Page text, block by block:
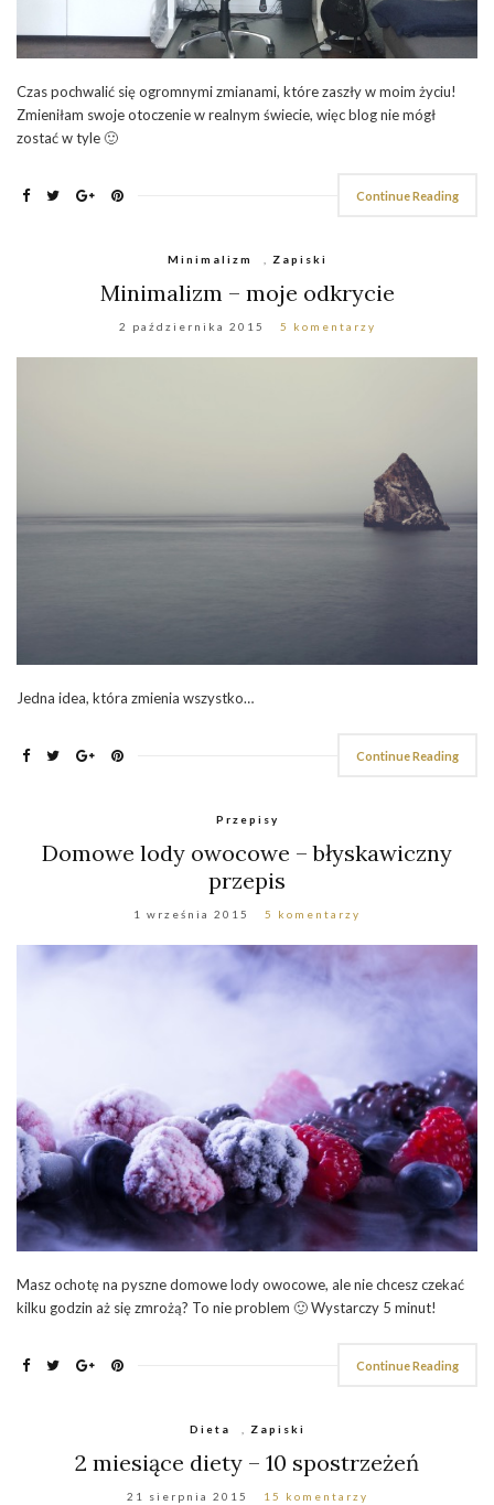
Czas pochwalić się ogromnymi zmianami, które zaszły w moim życiu!
Zmieniłam swoje otoczenie w realnym świecie, więc blog nie mógł
zostać w tyle 🙂
Continue Reading
Minimalizm Zapiski
Minimalizm – moje odkrycie
2 października 2015 5 komentarzy
Jedna idea, która zmienia wszystko…
Continue Reading
Przepisy
Domowe lody owocowe – błyskawiczny
przepis
1 września 2015 5 komentarzy
Masz ochotę na pyszne domowe lody owocowe, ale nie chcesz czekać
kilku godzin aż się zmrożą? To nie problem 🙂 Wystarczy 5 minut!
Continue Reading
Dieta Zapiski
2 miesiące diety – 10 spostrzeżeń
21 sierpnia 2015 15 komentarzy